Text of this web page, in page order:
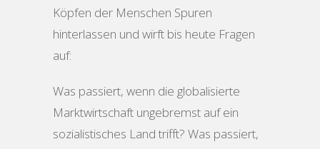
Köpfen der Menschen Spuren
hinterlassen und wirft bis heute Fragen
auf:
Was passiert, wenn die globalisierte
Marktwirtschaft ungebremst auf ein
sozialistisches Land trifft? Was passiert,